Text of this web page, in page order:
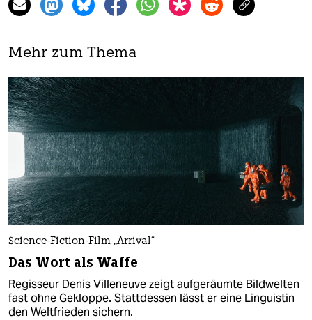
Mehr zum Thema
Science-Fiction-Film „Arrival“
Das Wort als Waffe
Regisseur Denis Villeneuve zeigt aufgeräumte Bildwelten
fast ohne Gekloppe. Stattdessen lässt er eine Linguistin
den Weltfrieden sichern.